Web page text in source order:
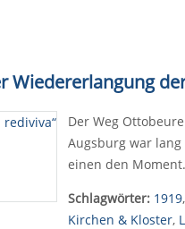
Wiedererlangung
Der Weg
Augsburg war
einen den
Schlagwörter: 1919,
Kirchen & Kloster,